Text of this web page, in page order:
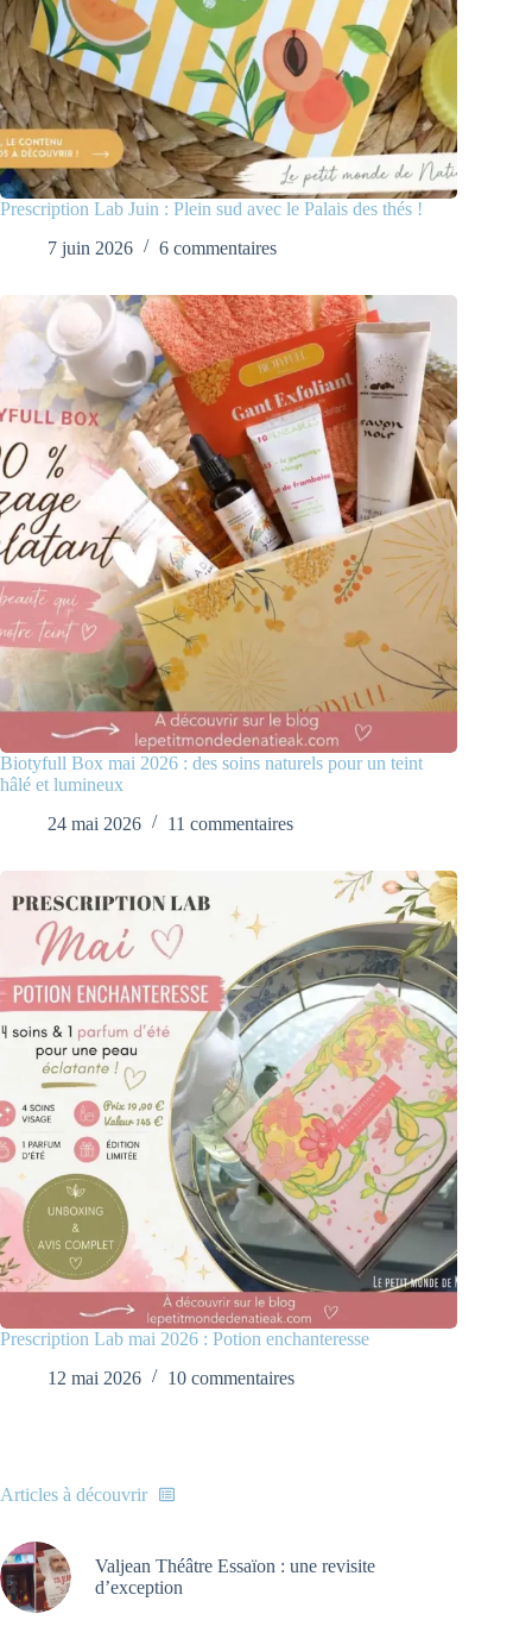
Prescription Lab Juin : Plein sud avec le Palais des thés !
7 juin 2026
6 commentaires
Biotyfull Box mai 2026 : des soins naturels pour un teint
hâlé et lumineux
24 mai 2026
11 commentaires
Prescription Lab mai 2026 : Potion enchanteresse
12 mai 2026
10 commentaires
Articles à découvrir
Valjean Théâtre Essaïon : une revisite
d’exception